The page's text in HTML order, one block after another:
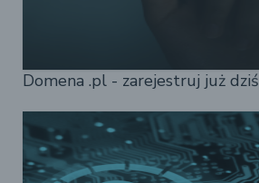
Domena .pl - zarejestruj już dziś